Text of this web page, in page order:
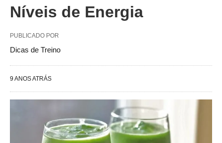
Níveis de Energia
PUBLICADO POR
Dicas de Treino
9 ANOS ATRÁS